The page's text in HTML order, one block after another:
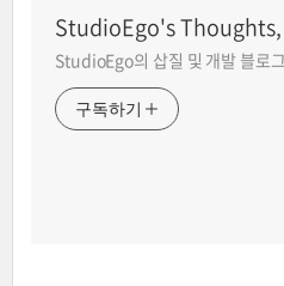
StudioEgo's
StudioEgo의 삽질 및 개발 블로
구독하기